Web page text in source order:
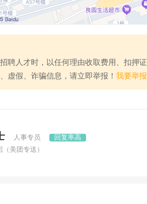
聘人才时，以任何理由收取费用、扣押
虚假、诈骗信息，请立即举报！ 我要举报
人事专员
回复率高
美团专送）